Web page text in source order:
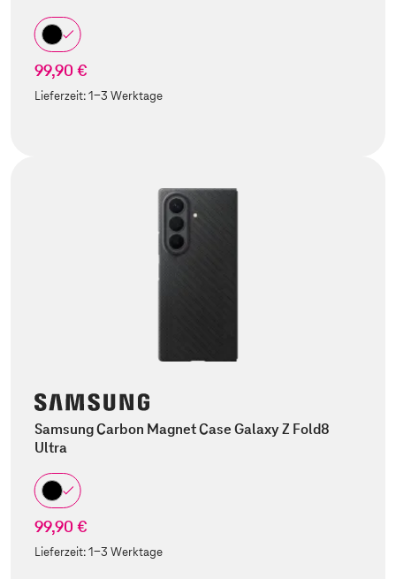
99,90 €
Lieferzeit:1-3 Werktage
Samsung Carbon Magnet Case Galaxy Z Fold8
Ultra
99,90 €
Lieferzeit:1-3 Werktage